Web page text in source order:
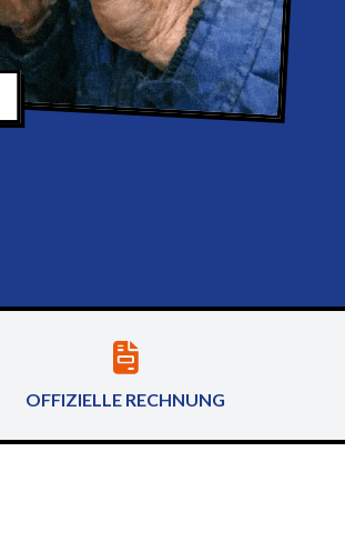
OFFIZIELLE RECHNUNG